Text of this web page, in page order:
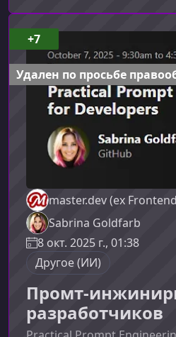
непредсказуемым
делает этот курс
материалов по CSS
перечислением свойств. В
делается на систем
master.dev (ex
Sabrina Goldfarb
8 окт. 2025 г., 01:38
Другое (ИИ)
Промт-
разработчиков
+7
Удален по просьбе